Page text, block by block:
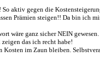
aktiv gegen die
Prämien steigen!! Da bin ich
wäre ganz sicher NEIN
das ich recht habe!
im Zaun bleiben.